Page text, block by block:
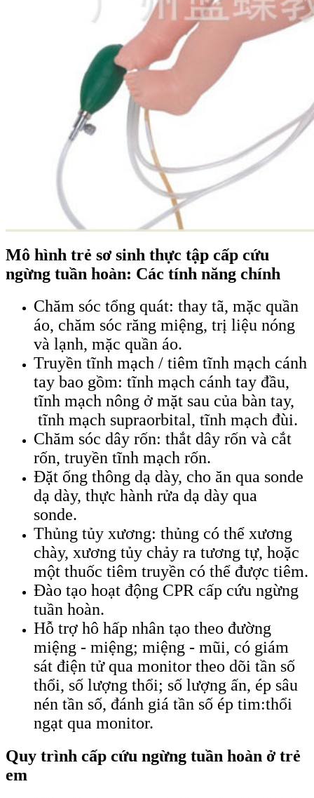
Mô hình trẻ sơ sinh thực tập cấp cứu
ngừng tuần hoàn: Các tính năng chính
Chăm sóc tổng quát: thay tã, mặc quần
áo, chăm sóc răng miệng, trị liệu nóng
và lạnh, mặc quần áo.
Truyền tĩnh mạch / tiêm tĩnh mạch cánh
tay bao gồm: tĩnh mạch cánh tay đầu,
tĩnh mạch nông ở mặt sau của bàn tay,
tĩnh mạch supraorbital, tĩnh mạch đùi.
Chăm sóc dây rốn: thắt dây rốn và cắt
rốn, truyền tĩnh mạch rốn.
Đặt ống thông dạ dày, cho ăn qua sonde
dạ dày, thực hành rửa dạ dày qua
sonde.
Thủng tủy xương: thủng có thể xương
chày, xương tủy chảy ra tương tự, hoặc
một thuốc tiêm truyền có thể được tiêm.
Đào tạo hoạt động CPR cấp cứu ngừng
tuần hoàn.
Hỗ trợ hô hấp nhân tạo theo đường
miệng - miệng; miệng - mũi, có giám
sát điện tử qua monitor theo dõi tần số
thổi, số lượng thổi; số lượng ấn, ép sâu
nén tần số, đánh giá tần số ép tim:thổi
ngạt qua monitor.
Quy trình cấp cứu ngừng tuần hoàn ở trẻ
em